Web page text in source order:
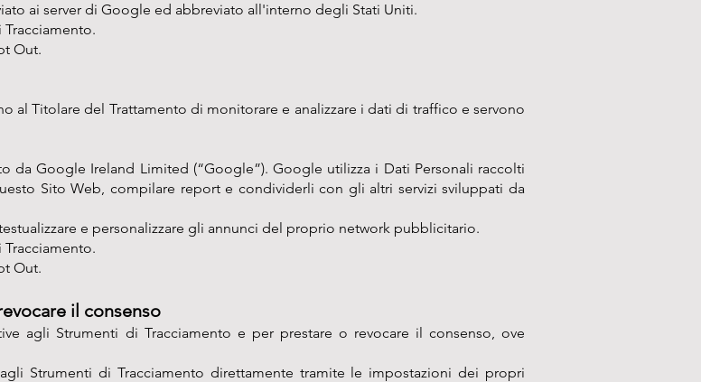
ai server di Google ed abbreviato all'interno degli Stati Uniti.
Out.
al Titolare del Trattamento di monitorare e analizzare i dati di traffico e servono
da Google Ireland Limited (“Google”). Google utilizza i Dati Personali raccolti
Sito Web, compilare report e condividerli con gli altri servizi sviluppati da
e personalizzare gli annunci del proprio network pubblicitario.
Out.
il consenso
agli Strumenti di Tracciamento e per prestare o revocare il consenso, ove
Strumenti di Tracciamento direttamente tramite le impostazioni dei propri